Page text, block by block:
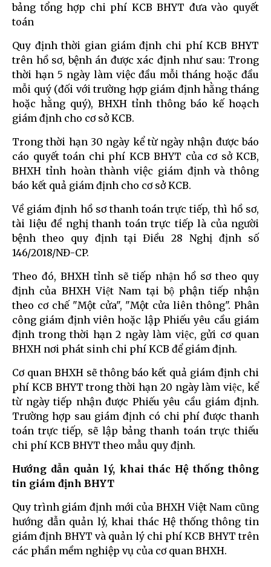
bảng tổng hợp chi phí KCB BHYT đưa vào quyết
toán
Quy định thời gian giám định chi phí KCB BHYT
trên hồ sơ, bệnh án được xác định như sau: Trong
thời hạn 5 ngày làm việc đầu mỗi tháng hoặc đầu
mỗi quý (đối với trường hợp giám định hằng tháng
hoặc hằng quý), BHXH tỉnh thông báo kế hoạch
giám định cho cơ sở KCB.
Trong thời hạn 30 ngày kể từ ngày nhận được báo
cáo quyết toán chi phí KCB BHYT của cơ sở KCB,
BHXH tỉnh hoàn thành việc giám định và thông
báo kết quả giám định cho cơ sở KCB.
Về giám định hồ sơ thanh toán trực tiếp, thì hồ sơ,
tài liệu đề nghị thanh toán trực tiếp là của người
bệnh theo quy định tại Điều 28 Nghị định số
146/2018/NĐ-CP.
Theo đó, BHXH tỉnh sẽ tiếp nhận hồ sơ theo quy
định của BHXH Việt Nam tại bộ phận tiếp nhận
theo cơ chế "Một cửa", "Một cửa liên thông". Phân
công giám định viên hoặc lập Phiếu yêu cầu giám
định trong thời hạn 2 ngày làm việc, gửi cơ quan
BHXH nơi phát sinh chi phí KCB để giám định.
Cơ quan BHXH sẽ thông báo kết quả giám định chi
phí KCB BHYT trong thời hạn 20 ngày làm việc, kể
từ ngày tiếp nhận được Phiếu yêu cầu giám định.
Trường hợp sau giám định có chi phí được thanh
toán trực tiếp, sẽ lập bảng thanh toán trực thiếu
chi phí KCB BHYT theo mẫu quy định.
Hướng dẫn quản lý, khai thác Hệ thống thông
tin giám định BHYT
Quy trình giám định mới của BHXH Việt Nam cũng
hướng dẫn quản lý, khai thác Hệ thống thông tin
giám định BHYT và quản lý chi phí KCB BHYT trên
các phần mềm nghiệp vụ của cơ quan BHXH.